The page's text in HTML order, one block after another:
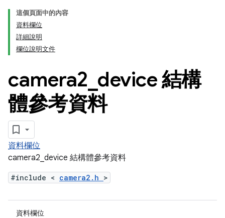
這個頁面中的內容
資料欄位
詳細說明
欄位說明文件
camera2 device 結構
體參考資料
資料欄位
camera2_device 結構體參考資料
#include < camera2.h >
資料欄位